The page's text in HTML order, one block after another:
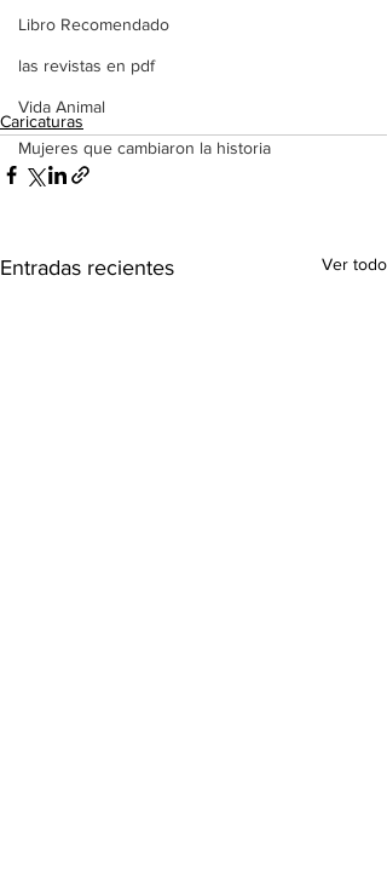
Libro Recomendado
las revistas en pdf
Vida Animal
Mujeres que cambiaron la historia
Caricaturas
Entradas recientes Ver todo